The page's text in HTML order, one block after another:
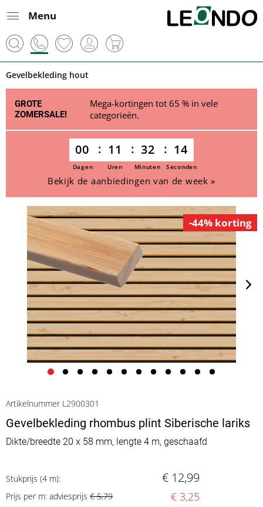
Menu
Gevelbekleding hout
GROTE
ZOMERSALE!
Mega-kortingen tot 65 % in vele
categorieën.
00 11 32 14
Dagen Uren Minuten Seconden
Bekijk de aanbiedingen van de week »
-44% korting
Artikelnummer L2900301
Gevelbekleding rhombus plint Siberische lariks
Dikte/breedte 20 x 58 mm, lengte 4 m, geschaafd
Stukprijs (4 m): € 12,99
Prijs per m: adviesprijs € 5,79 € 3,25